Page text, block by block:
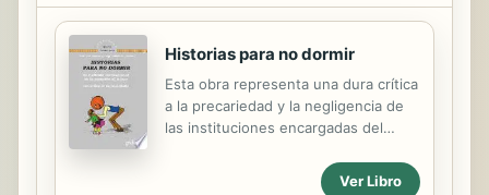
Historias para no dormir
Esta obra representa una dura crítica
a la precariedad y la negligencia de
las instituciones encargadas del
exclusión social. Basado en
Ver Libro